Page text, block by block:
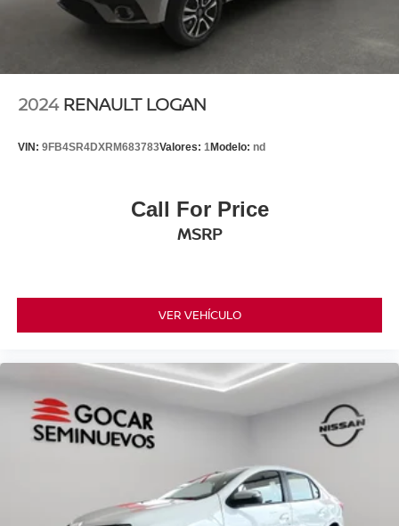
2024 RENAULT LOGAN
VIN: 9FB4SR4DXRM683783Valores: 1Modelo: nd
Call For Price
MSRP
VER VEHÍCULO